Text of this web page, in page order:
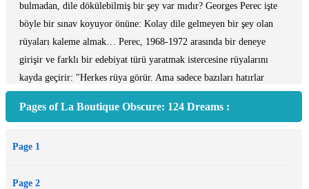
bulmadan, dile dökülebilmiş bir şey var mıdır? Georges Perec işte
böyle bir sınav koyuyor önüne: Kolay dile gelmeyen bir şey olan
rüyaları kaleme almak… Perec, 1968-1972 arasında bir deneye
girişir ve farklı bir edebiyat türü yaratmak istercesine rüyalarını
kayda geçirir: "Herkes rüya görür. Ama sadece bazıları hatırlar
daha da azdır. İhanet edeceğini bile bile (ve bunu yaparken mutlaka
ki?" diye başlıyor söze yazar, "Gördüğüm rüyaları kayda geçirdiğimi
rüya görür olmuşum."
Pages of La Boutique Obscure: 124 Dreams :
Page 1
Page 2